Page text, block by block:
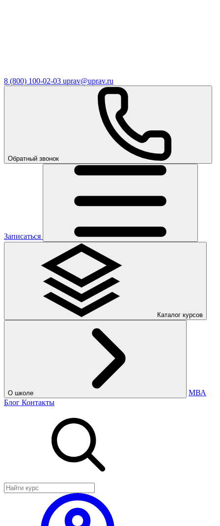
8 (800) 100-02-03 uprav@uprav.ru
Обратный звонок
Записаться
Каталог курсов
О школе
МВА
Блог Контакты